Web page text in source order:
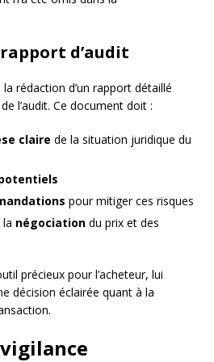
d’audit
rédaction d’un rapport détaillé
l’audit. Ce document doit :
claire de la situation juridique du
pour mitiger ces risques
négociation du prix et des
précieux pour l’acheteur, lui
décision éclairée quant à la